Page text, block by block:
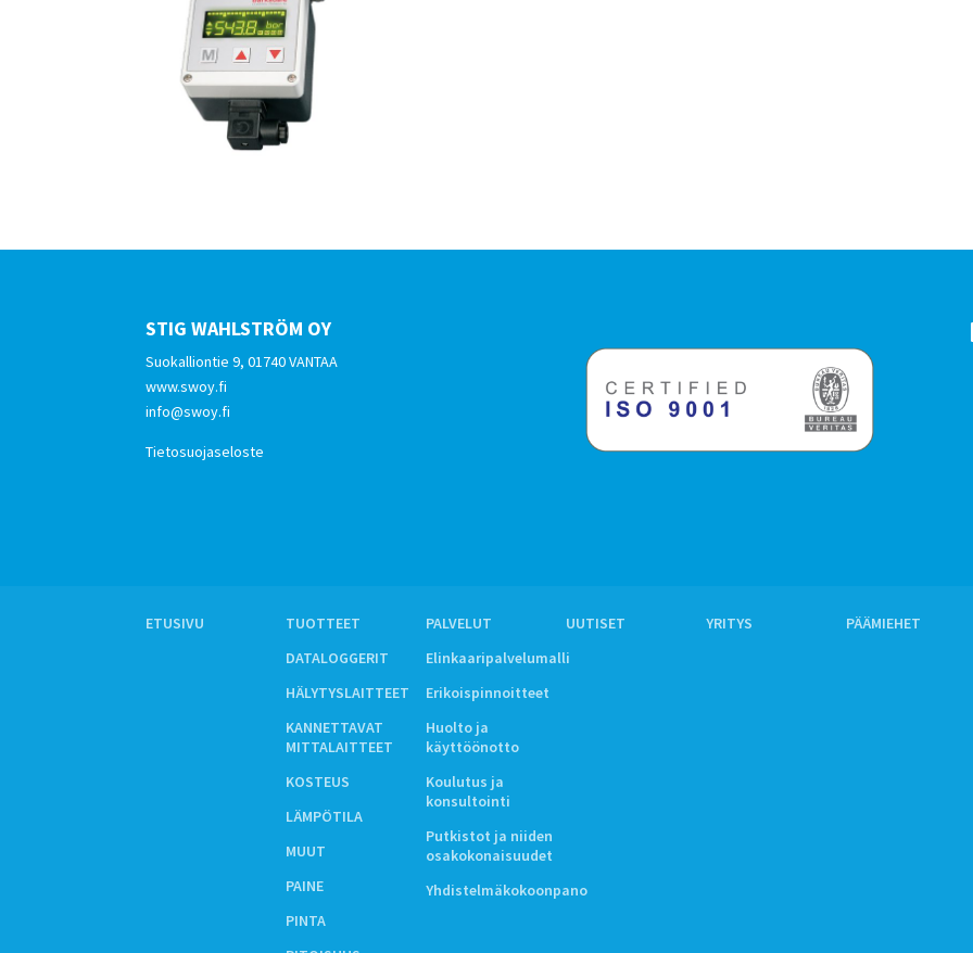
STIG WAHLSTRÖM OY
Suokalliontie 9, 01740 VANTAA
www.swoy.fi
info@swoy.fi
Tietosuojaseloste
ETUSIVU
TUOTTEET
DATALOGGERIT
HÄLYTYSLAITTEET
KANNETTAVAT
MITTALAITTEET
KOSTEUS
LÄMPÖTILA
MUUT
PAINE
PINTA
PALVELUT
Elinkaaripalvelumalli
Erikoispinnoitteet
Huolto ja
käyttöönotto
Koulutus ja
konsultointi
Putkistot ja niiden
osakokonaisuudet
Yhdistelmäkokoonpano
UUTISET YRITYS PÄÄMIEHET